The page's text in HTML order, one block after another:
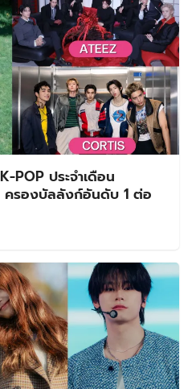
POP ประจำเดือน
รองบัลลังก์อันดับ 1 ต่อ